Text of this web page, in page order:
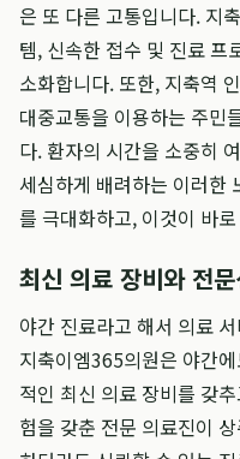
은 또 다른 고통입니다. 지
템, 신속한 접수 및 진료 프
소화합니다. 또한, 지축역
대중교통을 이용하는 주민
다. 환자의 시간을 소중히
세심하게 배려하는 이러한
를 극대화하고, 이것이 바로
최신 의료 장비와 전
야간 진료라고 해서 의료
지축이엠365의원은 야간
적인 최신 의료 장비를 갖
험을 갖춘 전문 의료진이